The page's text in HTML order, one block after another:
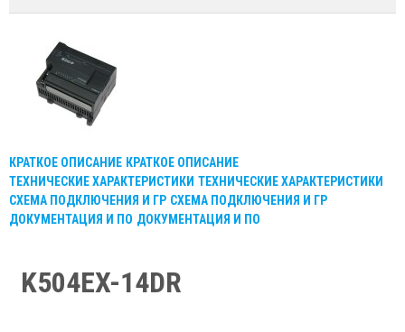
КРАТКОЕ ОПИСАНИЕ КРАТКОЕ ОПИСАНИЕ
ТЕХНИЧЕСКИЕ ХАРАКТЕРИСТИКИ ТЕХНИЧЕСКИЕ ХАРАКТЕРИСТИКИ
СХЕМА ПОДКЛЮЧЕНИЯ И ГР СХЕМА ПОДКЛЮЧЕНИЯ И ГР
ДОКУМЕНТАЦИЯ И ПО ДОКУМЕНТАЦИЯ И ПО
K504EX-14DR